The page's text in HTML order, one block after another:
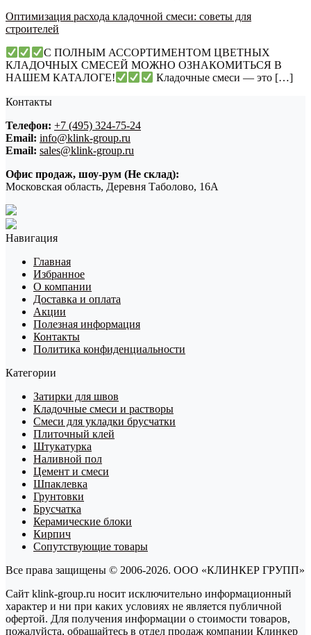
Оптимизация расхода кладочной смеси: советы для
строителей
С ПОЛНЫМ АССОРТИМЕНТОМ ЦВЕТНЫХ
КЛАДОЧНЫХ СМЕСЕЙ МОЖНО ОЗНАКОМИТЬСЯ В
НАШЕМ КАТАЛОГЕ!
Кладочные смеси — это […]
Контакты
Телефон: +7 (495) 324-75-24
Email: info@klink-group.ru
Email: sales@klink-group.ru
Офис продаж, шоу-рум (Не склад):
Московская область, Деревня Таболово, 16А
Навигация
Главная
Избранное
О компании
Доставка и оплата
Акции
Полезная информация
Контакты
Политика конфиденциальности
Категории
Затирки для швов
Кладочные смеси и растворы
Смеси для укладки брусчатки
Плиточный клей
Штукатурка
Наливной пол
Цемент и смеси
Шпаклевка
Грунтовки
Брусчатка
Керамические блоки
Кирпич
Сопутствующие товары
Все права защищены © 2006-2026. ООО «КЛИНКЕР ГРУПП»
Сайт klink-group.ru носит исключительно информационный
характер и ни при каких условиях не является публичной
офертой. Для получения информации о стоимости товаров,
пожалуйста, обращайтесь в отдел продаж компании Клинкер